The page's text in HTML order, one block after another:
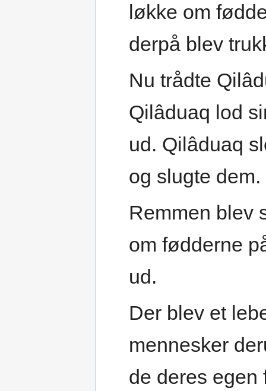
løkke om
derpå blev
Nu trådte
Qilâduaq lod
ud. Qilâduaq
og slugte dem.
Remmen blev
om fødderne
ud.
Der blev et
mennesker
de deres